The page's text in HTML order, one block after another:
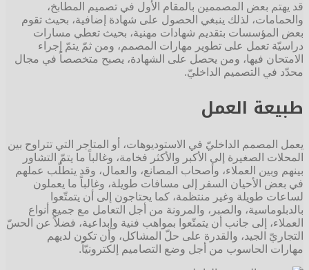
قد يهتم بعض المصممين بالمقام الأول في تصميم المطابخ،
والحمامات، لذلك ينبغي الحصول على شهادة إضافية، بحيث تقوم
بعض المؤسسات بتقديم شهادات مهنية، بحيث تعطي مسارات
دراسيّة تعمل على تطوير مهارات المصمم، ومن ثمّ يتمّ إجراء
الامتحان فيها، ومن يحصل على الشهادة، يصبح متخصصاً في مجال
محدّد في التصميم الداخليّ.
طبيعة العمل
يعمل المصمم الداخليّ في الاستوديوهات، أو المتاجر التي تتراوح بين
المحلات الصغيرة إلى الأكبر والأكثر فخامة، وغالباً ما يتمّ التشاور
بينهم وبين العملاء، وأصحاب المصانع، والعمال، وقد يتطلّب عملهم
في بعض الأحيان السفر إلى مسافات طويلة، وغالباً ما يعملون
لساعات طويلة وغير منتظمة، كما يحتاجون إلى أن يتمتّعوا
بالدبلوماسية، والصبر، والمرونة من أجل التعامل مع جميع أنواع
العملاء، إلى جانب أن يتمتّعوا بمواهب فنية وإبداعية، فضلاً عن الحسّ
التجاريّ الجيد، والقدرة على حلّ المشاكل، وأن تكون لديهم
مهارات الحاسوب من أجل وضع التصاميم إلكترونيّاً.